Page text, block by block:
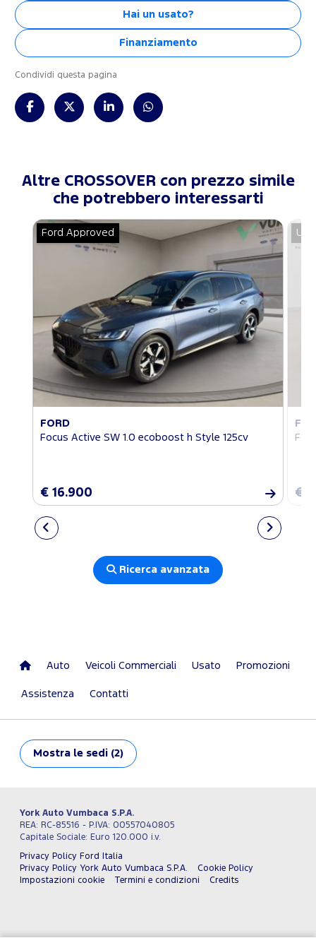
Hai un usato?
Finanziamento
Condividi questa pagina
Altre CROSSOVER con prezzo simile
che potrebbero interessarti
Ford Approved
FORD
Focus Active SW 1.0 ecoboost h Style 125cv
€ 16.900 €
Ricerca avanzata
Auto Veicoli Commerciali Usato Promozioni
Assistenza Contatti
Mostra le sedi (2)
York Auto Vumbaca S.P.A.
REA: RC-85516 - P.IVA: 00557040805
Capitale Sociale: Euro 120.000 i.v.
Privacy Policy Ford Italia
Privacy Policy York Auto Vumbaca S.P.A.
Cookie Policy
Impostazioni cookie
Termini e condizioni Credits